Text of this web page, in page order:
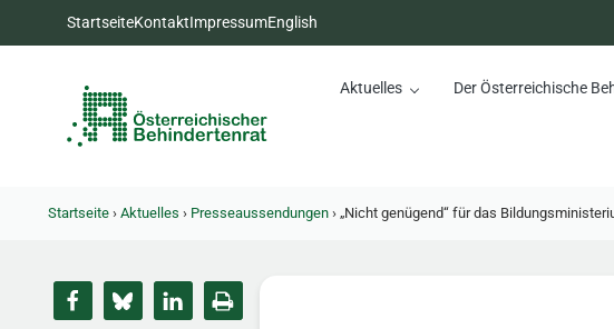
Zum Inhalt springen
Zur Hauptnavigation springen
Zum Footer springen
StartseiteKontaktImpressumEnglish
Aktuelles Der Österreichische
Startseite › Aktuelles › Presseaussendungen ›„Nicht genügend“ für das